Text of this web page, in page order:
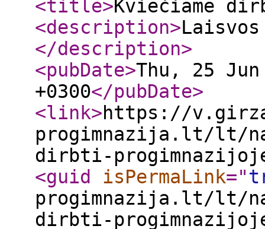
<title>Kviečiame
<description>
</description>
<pubDate>Thu, 25
+0300</pubDate>
<link>https://
progimnazija.lt/lt/
dirbti-
<guid
isPermaLink="
progimnazija.lt/lt/
dirbti-